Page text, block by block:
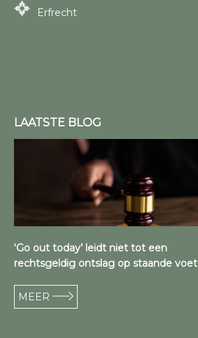
Erfrecht
LAATSTE BLOG
‘Go out today’ leidt niet tot een
rechtsgeldig ontslag op staande voet
MEER